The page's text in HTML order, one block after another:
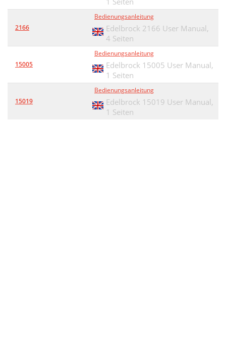
2166
Bedienungsanleitung
Edelbrock 2166 User Manual,
4 Seiten
15005
Bedienungsanleitung
Edelbrock 15005 User Manual,
1 Seiten
15019
Bedienungsanleitung
Edelbrock 15019 User Manual,
1 Seiten